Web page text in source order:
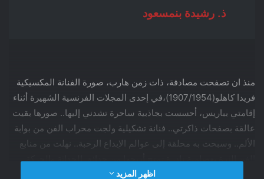
ذ. رشيدة بنمسعود
منذ ان تصفحت مصادفة، ذات زمن هارب، صورة الفنانة المكسيكية
فريدا كاهلو(1907/1954)،في إحدى المجلات الفرنسية الشهيرة أثناء
إقامتي بباريس، أحسست بجاذبية ساحرة تشدني إليها.. صورها بقيت
عالقة بصفحات ذاكرتي.. فنانة تشكيلية ولجت محراب الفن من بوابة
الألم.. وسبحت به محلقة إلى عوالم الإبداع الرحبة.. نهلت من منابع
الفن الثرة بعصامية نادرة تمتح أريجها من حدائق الحداثة والحركة
السريالية والمدرسة الواقعية، أيام ازدهار الحياة الفنية في بلدها
اظهر المزيد